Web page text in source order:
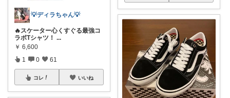
💡ディラちゃん💡
🔥スケーター心くすぐる最強コ
ラボTシャツ！ ...
￥ 6,600
1 0 61
コレ いいね